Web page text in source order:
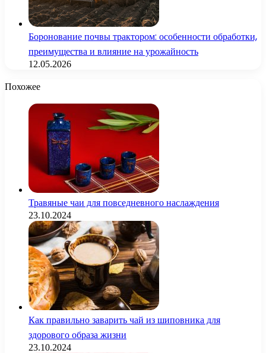
Боронование почвы трактором: особенности обработки,
преимущества и влияние на урожайность
12.05.2026
Похожее
Травяные чаи для повседневного наслаждения
23.10.2024
Как правильно заварить чай из шиповника для
здорового образа жизни
23.10.2024